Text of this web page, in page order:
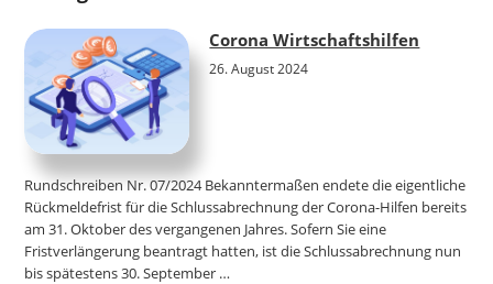
Corona Wirtschaftshilfen
26. August 2024
Rundschreiben Nr. 07/2024 Bekanntermaßen endete die eigentliche
Rückmeldefrist für die Schlussabrechnung der Corona-Hilfen bereits
am 31. Oktober des vergangenen Jahres. Sofern Sie eine
Fristverlängerung beantragt hatten, ist die Schlussabrechnung nun
bis spätestens 30. September …